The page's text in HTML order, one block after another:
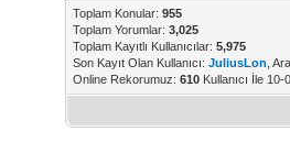
Toplam Konular: 955
Toplam Yorumlar: 3,025
Toplam Kayıtlı Kullanıcılar: 5,975
Son Kayıt Olan Kullanıcı: JuliusLon ,
Online Rekorumuz: 610 Kullanıcı İle